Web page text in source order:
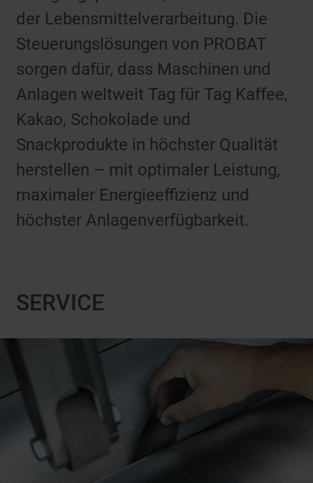
der Lebensmittelverarbeitung. Die
Steuerungslösungen von PROBAT
sorgen dafür, dass Maschinen und
Anlagen weltweit Tag für Tag Kaffee,
Kakao, Schokolade und
Snackprodukte in höchster Qualität
herstellen – mit optimaler Leistung,
maximaler Energieeffizienz und
höchster Anlagenverfügbarkeit.
SERVICE